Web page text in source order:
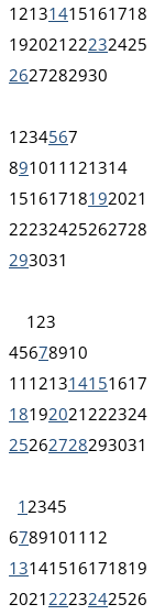
12131415161718
192021 22232425
2627282930
1 234567
891011 121314
15161718192021
22232425262728
293031
1 23
45678910
11 121314151617
18192021 222324
25262728293031
1 2345
67891011 12
13141516171819
2021 2223242526